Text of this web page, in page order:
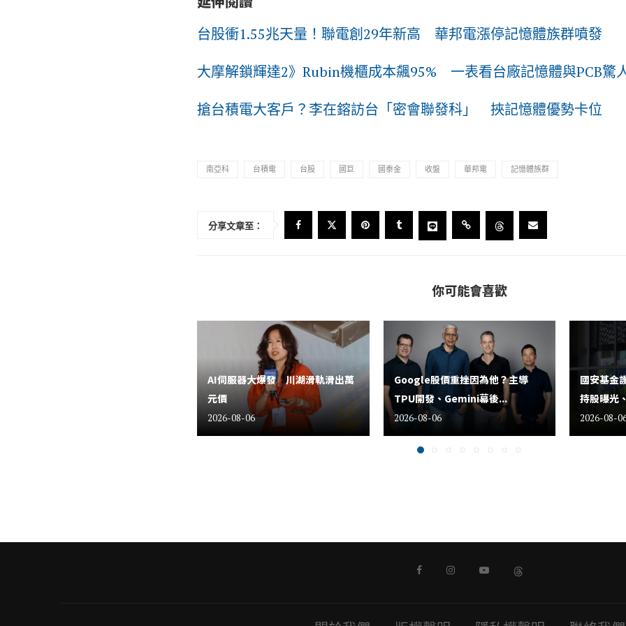
台股衝1.55兆天量！聯電創29年新高 華邦電漲停記憶體族群噴發
大摩解鎖輝達2》Rubin機櫃成本飆95% 一表看台廠記憶體與PCB驚
搶台積電大客戶？李在鎔訪台「密會聯發科」 挾記憶體優勢卡位
南亞科 台積電 台股 國巨 國泰金 收盤 華邦電 記憶體族群
分享文章至：
你可能會喜歡
AI伺服器大爆發 川湖滑軌滑出萬
元價
2026-08-06
Google股價重挫因為他？主導
TPU開發、Gemini幕後...
2026-08-06
國安基金
持股曝光
2026-08-